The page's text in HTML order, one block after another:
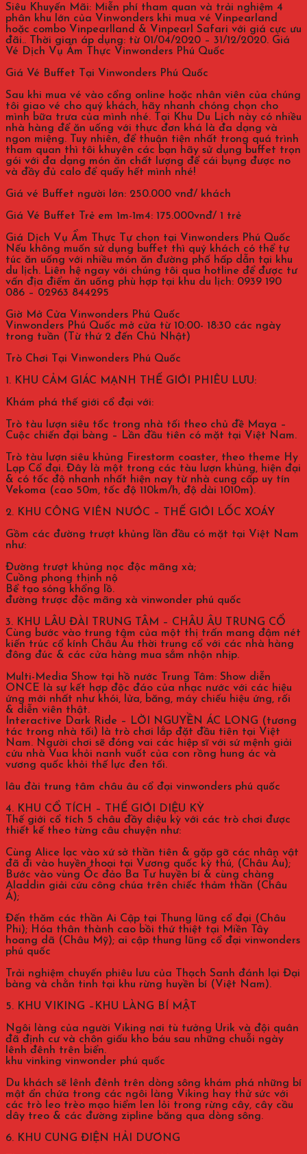
Siêu Khuyến Mãi: Miễn phí tham quan và trải nghiệm 4
phân khu lớn của Vinwonders khi mua vé Vinpearland
hoặc combo Vinpearlland & Vinpearl Safari với giá cực ưu
đãi.. Thời gian áp dụng: từ 01/04/2020 – 31/12/2020. Giá
Vé Dịch Vụ Ẩm Thực Vinwonders Phú Quốc
Giá Vé Buffet Tại Vinwonders Phú Quốc
Sau khi mua vé vào cổng online hoặc nhân viên của chúng
tôi giao vé cho quý khách, hãy nhanh chóng chọn cho
mình bữa trưa của mình nhé. Tại Khu Du Lịch này có nhiều
nhà hàng để ăn uống với thực đơn khá là đa dạng và
ngon miệng. Tuy nhiên, để thuận tiện nhất trong quá trình
tham quan thì tôi khuyên các bạn hãy sử dụng buffet trọn
gói với đa dạng món ăn chất lượng để cái bụng được no
và đầy đủ calo để quẩy hết mình nhé!
Giá vé Buffet người lớn: 250.000 vnđ/ khách
Giá Vé Buffet Trẻ em 1m-1m4: 175.000vnđ/ 1 trẻ
Giá Dịch Vụ Ẩm Thực Tự chọn tại Vinwonders Phú Quốc
Nếu không muốn sử dụng buffet thì quý khách có thể tự
túc ăn uống với nhiều món ăn đường phố hấp dẫn tại khu
du lịch. Liên hệ ngay với chúng tôi qua hotline để được tư
vấn địa điểm ăn uống phù hợp tại khu du lịch: 0939 190
086 – 02963 844295
Giờ Mở Cửa Vinwonders Phú Quốc
Vinwonders Phú Quốc mở cửa từ 10:00- 18:30 các ngày
trong tuần (Từ thứ 2 đến Chủ Nhật)
Trò Chơi Tại Vinwonders Phú Quốc
1. KHU CẢM GIÁC MẠNH THẾ GIỚI PHIÊU LƯU:
Khám phá thế giới cổ đại với:
Trò tàu lượn siêu tốc trong nhà tối theo chủ đề Maya –
Cuộc chiến đại bàng – Lần đầu tiên có mặt tại Việt Nam.
Trò tàu lượn siêu khủng Firestorm coaster, theo theme Hy
Lạp Cổ đại. Đây là một trong các tàu lượn khủng, hiện đại
& có tốc độ nhanh nhất hiện nay từ nhà cung cấp uy tín
Vekoma (cao 50m, tốc độ 110km/h, độ dài 1010m).
2. KHU CÔNG VIÊN NƯỚC – THẾ GIỚI LỐC XOÁY
Gồm các đường trượt khủng lần đầu có mặt tại Việt Nam
như:
Đường trượt khủng nọc độc mãng xà;
Cuồng phong thịnh nộ
Bể tạo sóng khổng lồ.
đường trược độc mãng xà vinwonder phú quốc
3. KHU LÂU ĐÀI TRUNG TÂM – CHÂU ÂU TRUNG CỔ
Cùng bước vào trung tâm của một thị trấn mang đậm nét
kiến trúc cổ kính Châu Âu thời trung cổ với các nhà hàng
đông đúc & các cửa hàng mua sắm nhộn nhịp.
Multi-Media Show tại hồ nước Trung Tâm: Show diễn
ONCE là sự kết hợp độc đáo của nhạc nước với các hiệu
ứng mới nhất như khói, lửa, băng, máy chiếu hiệu ứng, rối
& diễn viên thật.
Interactive Dark Ride – LỜI NGUYỀN ÁC LONG (tương
tác trong nhà tối) là trò chơi lắp đặt đầu tiên tại Việt
Nam. Người chơi sẽ đóng vai các hiệp sĩ với sứ mệnh giải
cứu nhà Vua khỏi nanh vuốt của con rồng hung ác và
vương quốc khỏi thế lực đen tối.
lâu đài trung tâm châu âu cổ đại vinwonders phú quốc
4. KHU CỔ TÍCH – THẾ GIỚI DIỆU KỲ
Thế giới cổ tích 5 châu đầy diệu kỳ với các trò chơi được
thiết kế theo từng câu chuyện như:
Cùng Alice lạc vào xứ sở thần tiên & gặp gỡ các nhân vật
đã đi vào huyền thoại tại Vương quốc kỳ thú, (Châu Âu);
Bước vào vùng Ốc đảo Ba Tư huyền bí & cùng chàng
Aladdin giải cứu công chúa trên chiếc thảm thần (Châu
Á);
Đến thăm các thần Ai Cập tại Thung lũng cổ đại (Châu
Phi); Hóa thân thành cao bồi thứ thiệt tại Miền Tây
hoang dã (Châu Mỹ); ai cập thung lũng cổ đại vinwonders
phú quốc
Trải nghiệm chuyến phiêu lưu của Thạch Sanh đánh lại Đại
bàng và chằn tinh tại khu rừng huyền bí (Việt Nam).
5. KHU VIKING –KHU LÀNG BÍ MẬT
Ngôi làng của người Viking nơi tù tưởng Urik và đội quân
đã định cư và chôn giấu kho báu sau những chuỗi ngày
lênh đênh trên biển.
khu vinking vinwonder phú quốc
Du khách sẽ lênh đênh trên dòng sông khám phá những bí
mật ẩn chứa trong các ngôi làng Viking hay thử sức với
các trò leo trèo mạo hiểm len lỏi trong rừng cây, cây cầu
dây treo & các đường zipline băng qua dòng sông.
6. KHU CUNG ĐIỆN HẢI DƯƠNG